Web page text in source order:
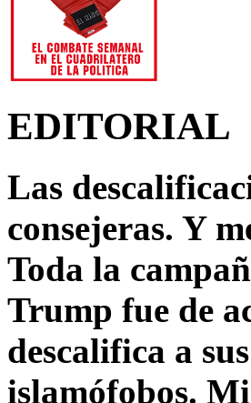
EDITORIAL
Las
consejeras. Y
Toda la
Trump fue de
descalifica a
islamófobos.